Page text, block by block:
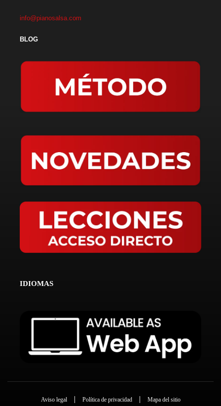
info@pianosalsa.com
BLOG
IDIOMAS
Aviso legal Política de privacidad Mapa del sitio